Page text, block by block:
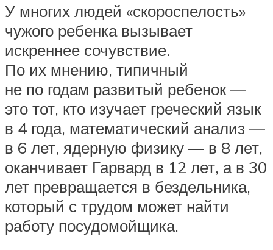
У многих людей «скороспелость»
чужого ребенка вызывает
искреннее сочувствие.
По их мнению, типичный
не по годам развитый ребенок —
это тот, кто изучает греческий язык
в 4 года, математический анализ —
в 6 лет, ядерную физику — в 8 лет,
оканчивает Гарвард в 12 лет, а в 30
лет превращается в бездельника,
который с трудом может найти
работу посудомойщика.